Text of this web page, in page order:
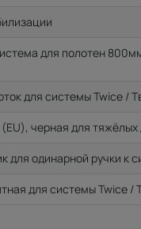
для полотен
для системы Twice /
черная для тяжёлых
для одинарной ручки к
для системы Twice /